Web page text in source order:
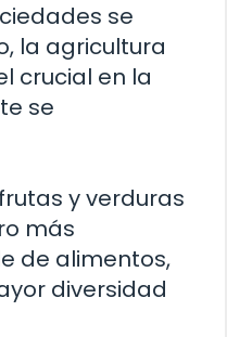
se
la agricultura
crucial en la
se
y verduras
más
de alimentos,
diversidad